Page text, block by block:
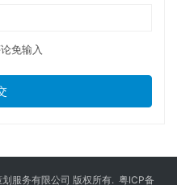
免输入
服务有限公司 版权所有. 粤ICP备